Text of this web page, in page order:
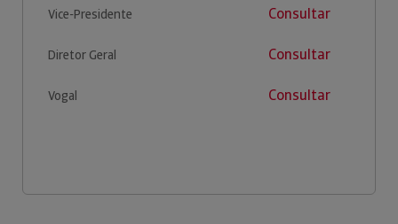
Vice-Presidente Consultar
Diretor Geral Consultar
Vogal Consultar